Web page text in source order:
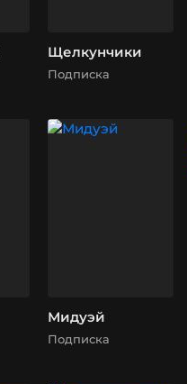
Щелкунчики
Подписка
Мидуэй
Подписка